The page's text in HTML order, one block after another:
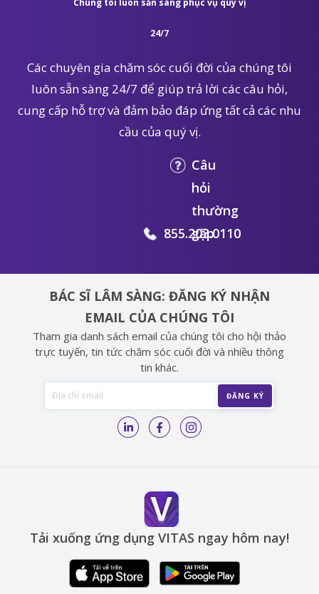
24/7
Các chuyên gia chăm sóc cuối đời của chúng tôi
luôn sẵn sàng 24/7 để giúp trả lời các câu hỏi,
cung cấp hỗ trợ và đảm bảo đáp ứng tất cả các nhu
cầu của quý vị.
855.203.0110
Câu
hỏi
thường
gặp
BÁC SĨ LÂM SÀNG: ĐĂNG KÝ NHẬN
EMAIL CỦA CHÚNG TÔI
Tham gia danh sách email của chúng tôi cho hội thảo
trực tuyến, tin tức chăm sóc cuối đời và nhiều thông
tin khác.
Tải xuống ứng dụng VITAS ngay hôm nay!